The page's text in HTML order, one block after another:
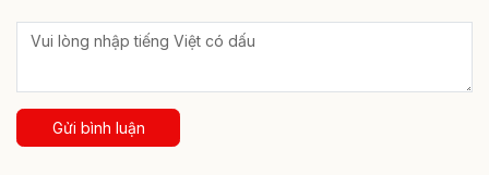
Gửi bình luận